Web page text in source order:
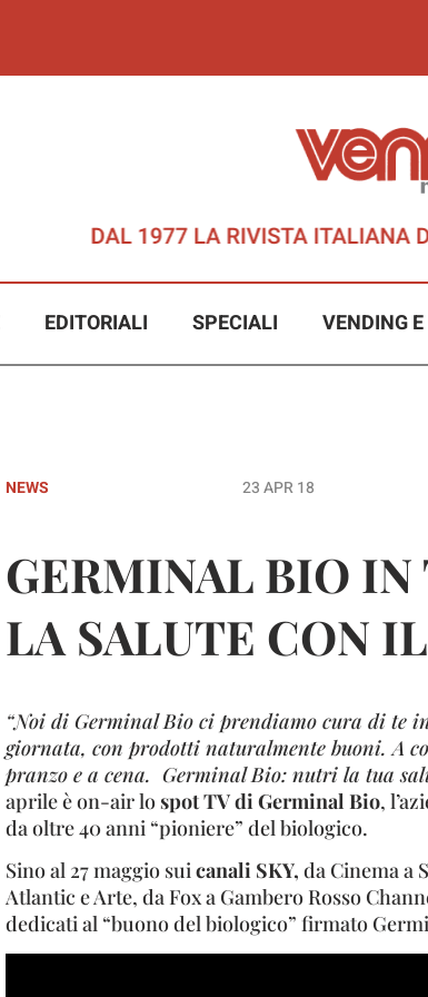
EDITORIALI SPECIALI VENDING
NEWS 23 APR 18
GERMINAL BIO IN
LA SALUTE CON
“Noi di Germinal Bio ci prendiamo cura di te
giornata, con prodotti naturalmente buoni. A
pranzo e a cena. Germinal Bio: nutri la tua
aprile è on-air lospot TV di Germinal Bio,
da oltre 40 anni “pioniere” del biologico.
Sino al 27 maggio suicanali SKY, da Cinema a
Atlantic e Arte, da Fox a Gambero Rosso
dedicati al “buono del biologico” firmato